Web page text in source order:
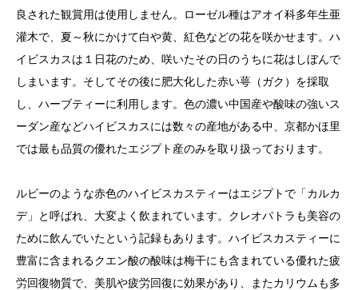
良された観賞用は使用しません。ローゼル種はアオイ科多年生亜
灌木で、夏～秋にかけて白や黄、紅色などの花を咲かせます。ハ
イビスカスは１日花のため、咲いたその日のうちに花はしぼんで
しまいます。そしてその後に肥大化した赤い萼（ガク）を採取
し、ハーブティーに利用します。色の濃い中国産や酸味の強いス
ーダン産などハイビスカスには数々の産地がある中、京都かほ里
では最も品質の優れたエジプト産のみを取り扱っております。
ルビーのような赤色のハイビスカスティーはエジプトで「カルカ
デ」と呼ばれ、大変よく飲まれています。クレオパトラも美容の
ために飲んでいたという記録もあります。ハイビスカスティーに
豊富に含まれるクエン酸の酸味は梅干にも含まれている優れた疲
労回復物質で、美肌や疲労回復に効果があり、またカリウムも多